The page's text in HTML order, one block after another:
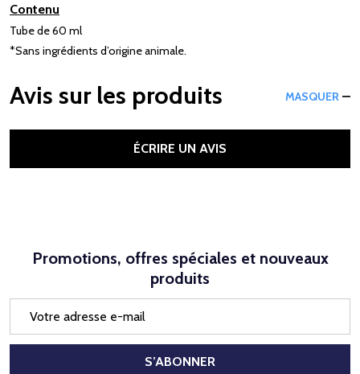
Contenu
Tube de 60 ml
*Sans ingrédients d’origine animale.
Avis sur les produits MASQUER
ÉCRIRE UN AVIS
Promotions, offres spéciales et nouveaux
produits
mail
S’ABONNER